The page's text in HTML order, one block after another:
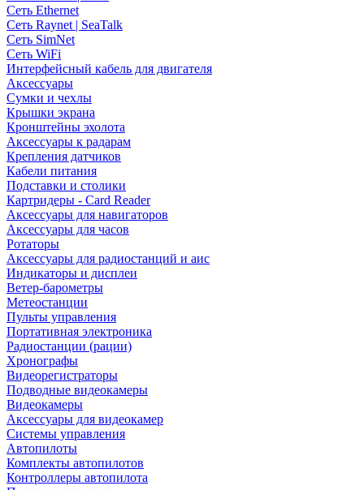
Сеть Ethernet
Сеть Raynet | SeaTalk
Сеть SimNet
Сеть WiFi
Интерфейсный кабель для двигателя
Аксессуары
Сумки и чехлы
Крышки экрана
Кронштейны эхолота
Аксессуары к радарам
Крепления датчиков
Кабели питания
Подставки и столики
Картридеры - Card Reader
Аксессуары для навигаторов
Аксессуары для часов
Ротаторы
Аксессуары для радиостанций и аис
Индикаторы и дисплеи
Ветер-барометры
Метеостанции
Пульты управления
Портативная электроника
Радиостанции (рации)
Хронографы
Видеорегистраторы
Подводные видеокамеры
Видеокамеры
Аксессуары для видеокамер
Системы управления
Автопилоты
Комплекты автопилотов
Контроллеры автопилота